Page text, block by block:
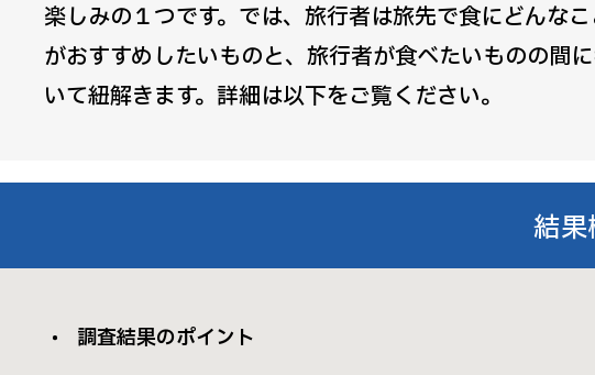
楽しみの１つです。では、旅行者は旅先で食にどんな
がおすすめしたいものと、旅行者が食べたいものの間
いて紐解きます。詳細は以下をご覧ください。
結果
調査結果のポイント